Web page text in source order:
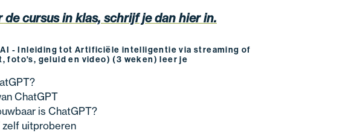
de cursus in klas, schrijf je dan hier in.
- Inleiding tot Artificiële intelligentie via streaming of
foto's, geluid en video) (3 weken) leer je
ChatGPT
is ChatGPT?
zelf uitproberen